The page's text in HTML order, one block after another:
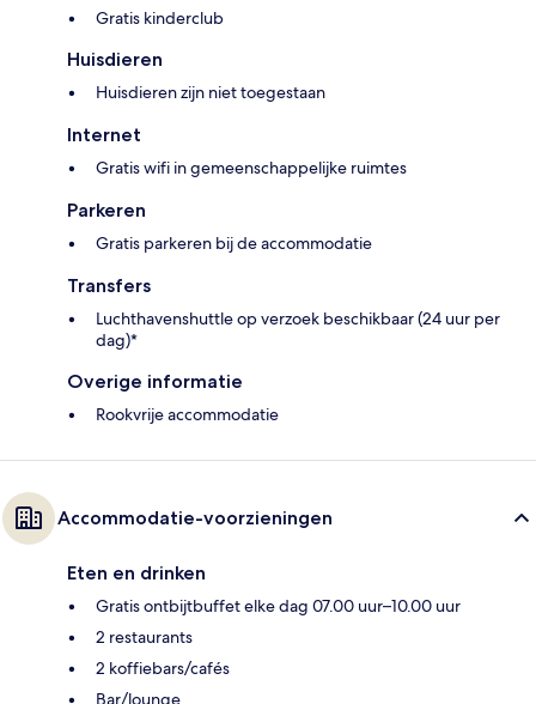
Gratis kinderclub
Huisdieren
Huisdieren zijn niet toegestaan
Internet
Gratis wifi in gemeenschappelijke ruimtes
Parkeren
Gratis parkeren bij de accommodatie
Transfers
Luchthavenshuttle op verzoek beschikbaar (24 uur per
dag)*
Overige informatie
Rookvrije accommodatie
Accommodatie-voorzieningen
Eten en drinken
Gratis ontbijtbuffet elke dag 07.00 uur–10.00 uur
2 restaurants
2 koffiebars/cafés
Bar/lounge